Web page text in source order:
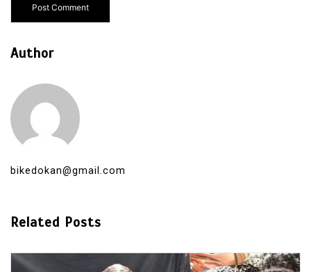
Author
bikedokan@gmail.com
Related Posts